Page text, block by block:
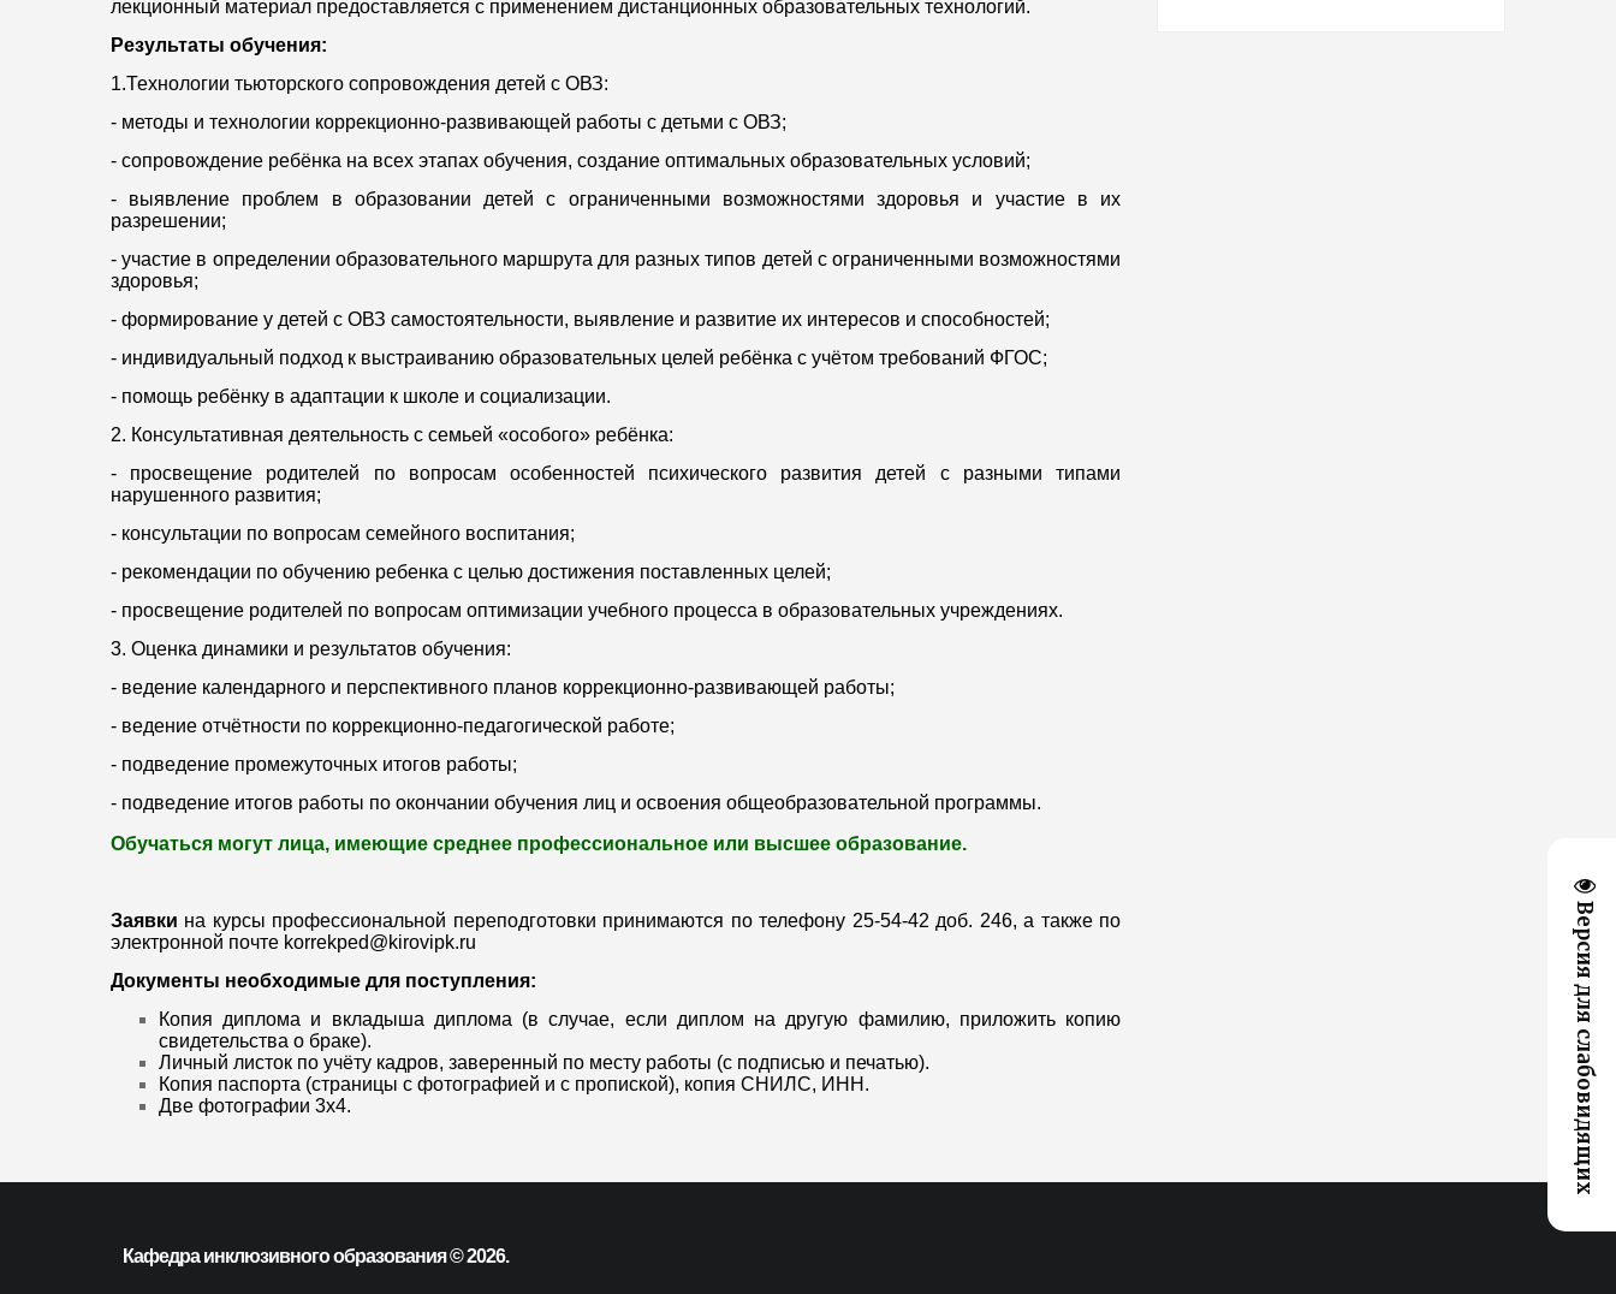
Версия для слабовидящих
лекционный материал предоставляется с применением дистанционных образовательных технологий.
Результаты обучения:
1.Технологии тьюторского сопровождения детей с ОВЗ:
- методы и технологии коррекционно-развивающей работы с детьми с ОВЗ;
- сопровождение ребёнка на всех этапах обучения, создание оптимальных образовательных условий;
- выявление проблем в образовании детей с ограниченными возможностями здоровья и участие в их
разрешении;
- участие в определении образовательного маршрута для разных типов детей с ограниченными возможностями
здоровья;
- формирование у детей с ОВЗ самостоятельности, выявление и развитие их интересов и способностей;
- индивидуальный подход к выстраиванию образовательных целей ребёнка с учётом требований ФГОС;
- помощь ребёнку в адаптации к школе и социализации.
2. Консультативная деятельность с семьей «особого» ребёнка:
- просвещение родителей по вопросам особенностей психического развития детей с разными типами
нарушенного развития;
- консультации по вопросам семейного воспитания;
- рекомендации по обучению ребенка с целью достижения поставленных целей;
- просвещение родителей по вопросам оптимизации учебного процесса в образовательных учреждениях.
3. Оценка динамики и результатов обучения:
- ведение календарного и перспективного планов коррекционно-развивающей работы;
- ведение отчётности по коррекционно-педагогической работе;
- подведение промежуточных итогов работы;
- подведение итогов работы по окончании обучения лиц и освоения общеобразовательной программы.
Обучаться могут лица, имеющие среднее профессиональное или высшее образование.
Заявки на курсы профессиональной переподготовки принимаются по телефону 25-54-42 доб. 246, а также по
электронной почте korrekped@kirovipk.ru
Документы необходимые для поступления:
Копия диплома и вкладыша диплома (в случае, если диплом на другую фамилию, приложить копию
свидетельства о браке).
Личный листок по учёту кадров, заверенный по месту работы (с подписью и печатью).
Копия паспорта (страницы с фотографией и с пропиской), копия СНИЛС, ИНН.
Две фотографии 3х4.
Кафедра инклюзивного образования © 2026.